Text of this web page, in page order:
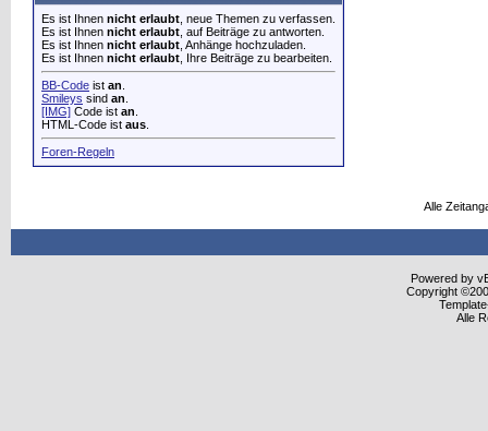
Es ist Ihnen nicht erlaubt , neue Themen zu verfassen.
Es ist Ihnen nicht erlaubt , auf Beiträge zu antworten.
Es ist Ihnen nicht erlaubt , Anhänge hochzuladen.
Es ist Ihnen nicht erlaubt , Ihre Beiträge zu bearbeiten.
BB-Code ist an
Smileys sind an
[IMG] Code ist an
HTML-Code ist aus
Foren-Regeln
Alle
Powered by
Copyright
Alle